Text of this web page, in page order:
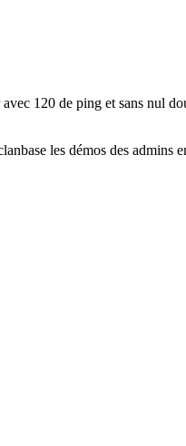
120 de ping et sans nul
les démos des admins